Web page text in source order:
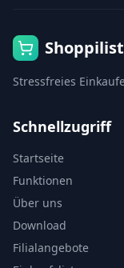
Stressfreies
Schnellzugriff
Startseite
Funktionen
Über uns
Download
Filialangebote